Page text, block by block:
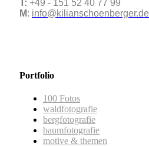
T: +49 - 151 52 40 77 99
M: info@kilianschoenberger.de
Portfolio
100 Fotos
waldfotografie
bergfotografie
baumfotografie
motive & themen